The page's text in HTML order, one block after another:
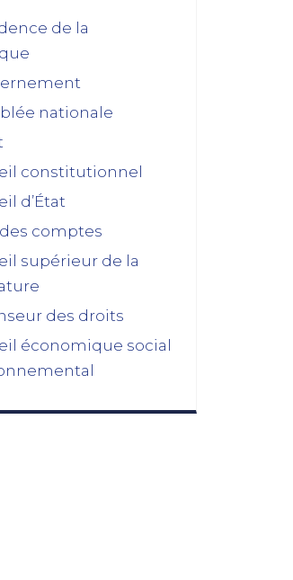
de la
nationale
constitutionnel
d’État
comptes
supérieur de la
des droits
économique social